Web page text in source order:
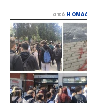
από Η